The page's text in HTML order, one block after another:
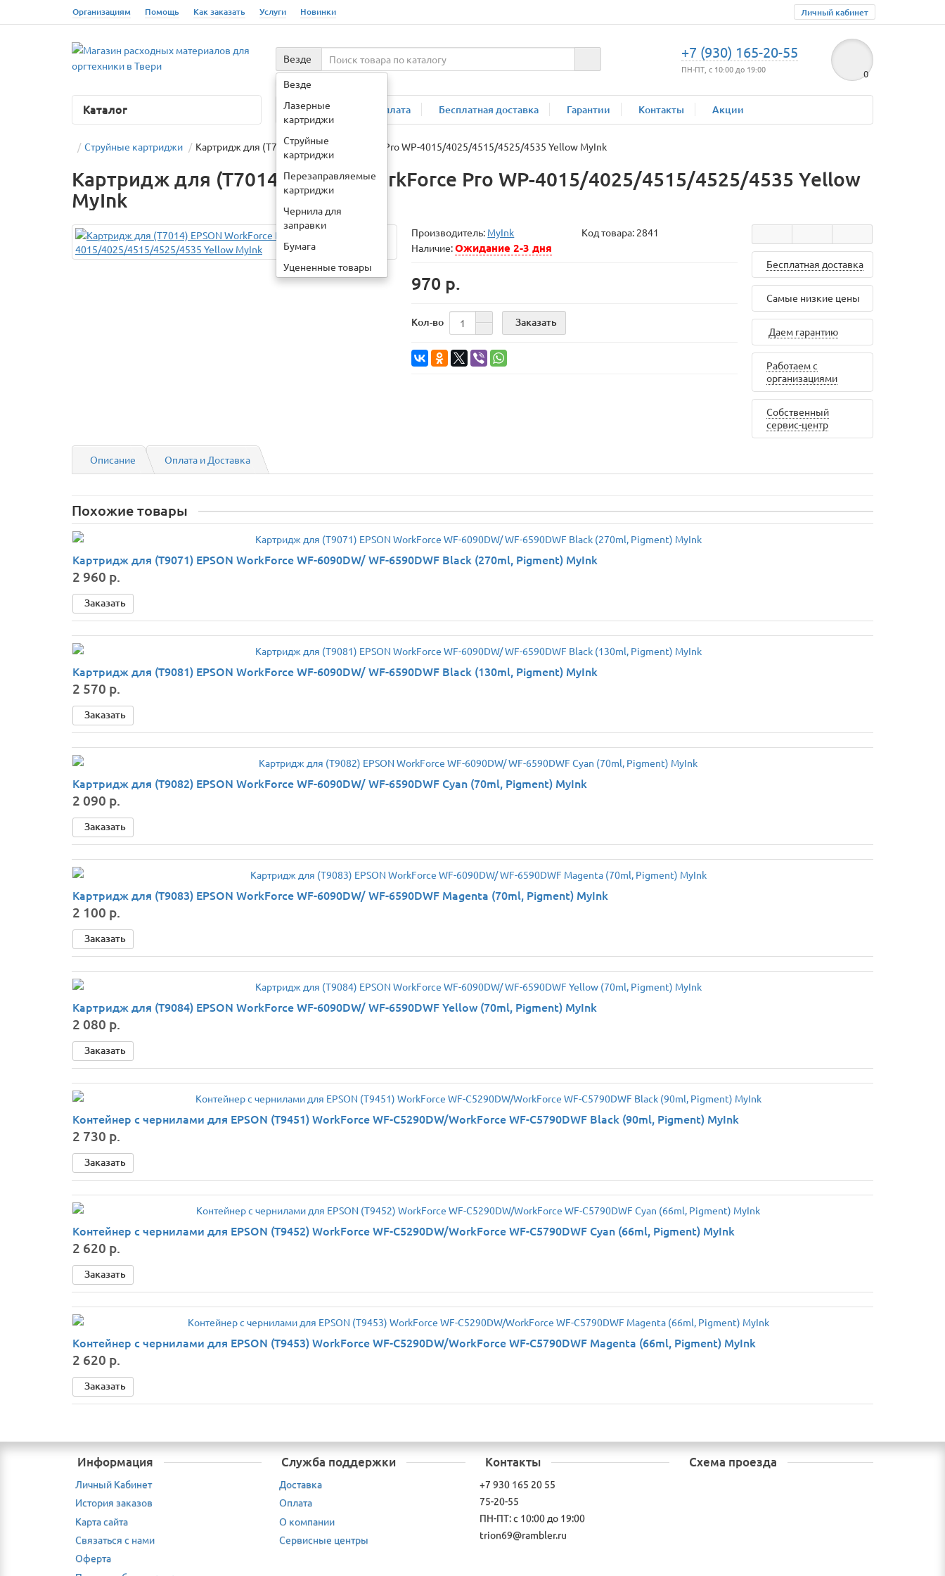
Личный кабинет
Организациям Помощь Как заказать Услуги Новинки
+7 (930) 165-20-55
ПН-ПТ, с 10:00 до 19:00 0
Везде
Везде
Лазерные
картриджи
Струйные
картриджи
Перезаправляемые
картриджи
Чернила для
заправки
Бумага
Уцененные товары
Например:
О компании Оплата Бесплатная доставка Гарантии Контакты Акции
Каталог
Струйные картриджи Картридж для (T7014) EPSON WorkForce Pro WP-4015/4025/4515/4525/4535 Yellow MyInk
Картридж для (T7014) EPSON WorkForce Pro WP-4015/4025/4515/4525/4535 Yellow
MyInk
Производитель: MyInk Код товара: 2841
Наличие:Ожидание 2-3 дня
970 р.
Кол-во Заказать
Бесплатная доставка
Самые низкие цены
Даем гарантию
Работаем с
организациями
Собственный
сервис-центр
Описание Оплата и Доставка
Похожие товары
Картридж для (T9071) EPSON WorkForce WF-6090DW/ WF-6590DWF Black (270ml, Pigment) MyInk
2 960 р.
Заказать
Картридж для (T9081) EPSON WorkForce WF-6090DW/ WF-6590DWF Black (130ml, Pigment) MyInk
2 570 р.
Заказать
Картридж для (T9082) EPSON WorkForce WF-6090DW/ WF-6590DWF Cyan (70ml, Pigment) MyInk
2 090 р.
Заказать
Картридж для (T9083) EPSON WorkForce WF-6090DW/ WF-6590DWF Magenta (70ml, Pigment) MyInk
2 100 р.
Заказать
Картридж для (T9084) EPSON WorkForce WF-6090DW/ WF-6590DWF Yellow (70ml, Pigment) MyInk
2 080 р.
Заказать
Контейнер с чернилами для EPSON (T9451) WorkForce WF-C5290DW/WorkForce WF-C5790DWF Black (90ml, Pigment) MyInk
2 730 р.
Заказать
Контейнер с чернилами для EPSON (T9452) WorkForce WF-C5290DW/WorkForce WF-C5790DWF Cyan (66ml, Pigment) MyInk
2 620 р.
Заказать
Контейнер с чернилами для EPSON (T9453) WorkForce WF-C5290DW/WorkForce WF-C5790DWF Magenta (66ml, Pigment) MyInk
2 620 р.
Заказать
Информация
Личный Кабинет
История заказов
Карта сайта
Связаться с нами
Оферта
Служба поддержки
Доставка
Оплата
О компании
Сервисные центры
Контакты
+7 930 165 20 55
75-20-55
ПН-ПТ: с 10:00 до 19:00
trion69@rambler.ru
Схема проезда